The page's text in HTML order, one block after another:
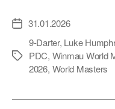
Veröffentlichungsdatum
31.01.2026
Schlagwörter
9-Darter, Luke
PDC, Winmau World
2026, World Masters